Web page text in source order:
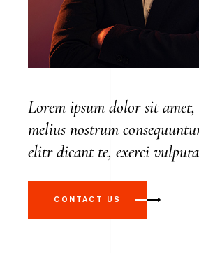
Lorem ipsum dolor sit amet,
melius nostrum
elitr dicant te, exerci
CONTACT US